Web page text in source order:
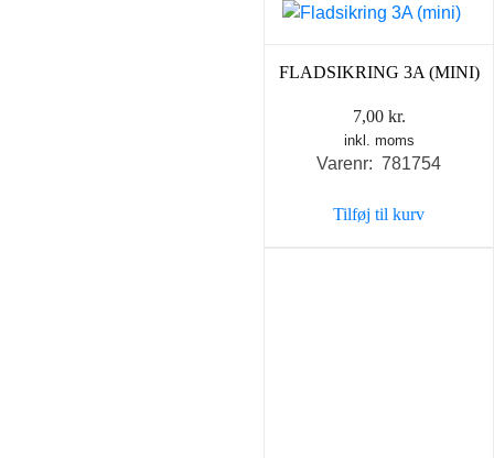
FLADSIKRING 3A (MINI)
7,00 kr.
inkl. moms
Varenr: 781754
Tilføj til kurv